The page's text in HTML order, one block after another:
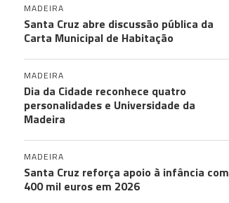
MADEIRA
Santa Cruz abre discussão pública da
Carta Municipal de Habitação
MADEIRA
Dia da Cidade reconhece quatro
personalidades e Universidade da
Madeira
MADEIRA
Santa Cruz reforça apoio à infância com
400 mil euros em 2026